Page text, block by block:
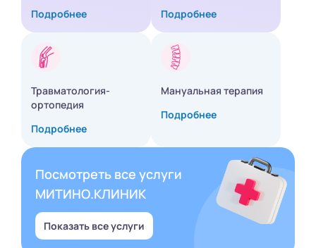
Подробнее
Подробнее
Травматология-
ортопедия
Подробнее
Мануальная терапия
Подробнее
Посмотреть все услуги
МИТИНО.КЛИНИК
Показать все услуги